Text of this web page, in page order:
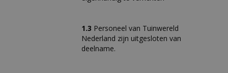
1.3 Personeel van Tuinwereld
Nederland zijn uitgesloten van
deelname.